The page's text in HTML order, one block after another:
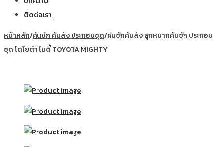
ติดต่อเรา
หน้าหลัก/คันชัก คันส่ง ประกอบชุด/คันชักคันส่ง ลูกหมากคันชัก ประกอบ
ชุด โตโยต้า ไมตี้ TOYOTA MIGHTY